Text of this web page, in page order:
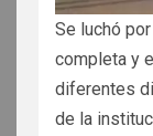
Se luchó
completa y
diferentes
de la